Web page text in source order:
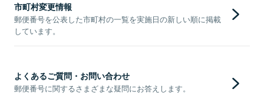
市町村変更情報
郵便番号を公表した市町村の一覧を実施日の新しい順に掲載
しています。
よくあるご質問・お問い合わせ
郵便番号に関するさまざまな疑問にお答えします。